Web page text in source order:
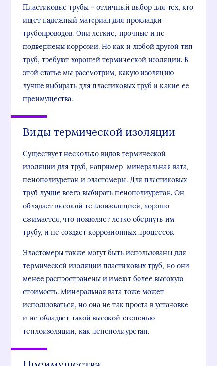
Пластиковые трубы – отличный выбор для тех, кто
ищет надежный материал для прокладки
трубопроводов. Они легкие, прочные и не
подвержены коррозии. Но как и любой другой тип
труб, требуют хорошей термической изоляции. В
этой статье мы рассмотрим, какую изоляцию
лучше выбирать для пластиковых труб и какие ее
преимущества.
Виды термической изоляции
Существует несколько видов термической
изоляции для труб, например, минеральная вата,
пенополиуретан и эластомеры. Для пластиковых
труб лучше всего выбирать пенополиуретан. Он
обладает высокой теплоизоляцией, хорошо
сжимается, что позволяет легко обернуть им
трубу, и не создает коррозионных процессов.
Эластомеры также могут быть использованы для
термической изоляции пластиковых труб, но они
менее распространены и имеют более высокую
стоимость. Минеральная вата тоже может
использоваться, но она не так проста в установке
и не обладает такой высокой степенью
теплоизоляции, как пенополиуретан.